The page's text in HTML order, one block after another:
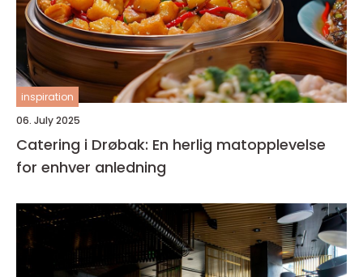
inspiration
06. July 2025
Catering i Drøbak: En herlig matopplevelse
for enhver anledning